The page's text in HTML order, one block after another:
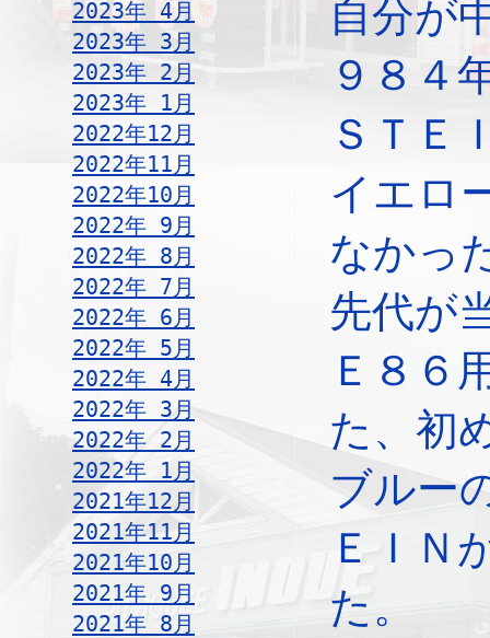
2023年 4月
2023年 3月
2023年 2月
2023年 1月
2022年12月
2022年11月
2022年10月
2022年 9月
2022年 8月
2022年 7月
2022年 6月
2022年 5月
2022年 4月
2022年 3月
2022年 2月
2022年 1月
2021年12月
2021年11月
2021年10月
2021年 9月
2021年 8月
自分が
９８４
ＳＴＥ
イエロ
なかっ
先代が
Ｅ８６
た、初
ブルー
ＥＩＮ
た。